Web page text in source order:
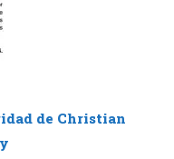
de Christian